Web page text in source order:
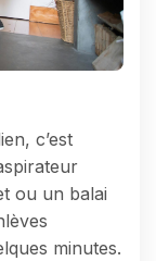
c’est
ou un balai
minutes.